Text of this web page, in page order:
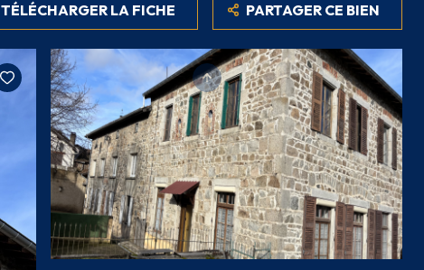
TÉLÉCHARGER LA FICHE PARTAGER CE BIEN